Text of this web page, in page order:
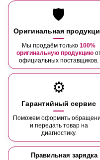
🛡️
Оригинальная
Мы продаём только 100%
оригинальную продукцию
официальных поставщиков.
⚙️
Гарантийный сервис
Поможем оформить
и передать товар на
диагностику.
Правильная зарядка